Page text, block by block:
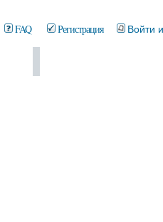
FAQ Регистрация Войти